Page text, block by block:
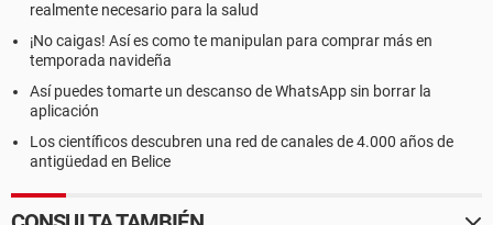
realmente necesario para la salud
¡No caigas! Así es como te manipulan para comprar más en
temporada navideña
Así puedes tomarte un descanso de WhatsApp sin borrar la
aplicación
Los científicos descubren una red de canales de 4.000 años de
antigüedad en Belice